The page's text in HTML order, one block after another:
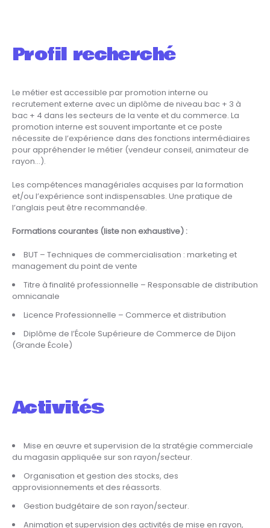
Profil recherché
Le métier est accessible par promotion interne ou
recrutement externe avec un diplôme de niveau bac + 3 à
bac + 4 dans les secteurs de la vente et du commerce. La
promotion interne est souvent importante et ce poste
nécessite de l’expérience dans des fonctions intermédiaires
pour appréhender le métier (vendeur conseil, animateur de
rayon…).
Les compétences managériales acquises par la formation
et/ou l’expérience sont indispensables. Une pratique de
l’anglais peut être recommandée.
Formations courantes (liste non exhaustive) :
BUT – Techniques de commercialisation : marketing et
management du point de vente
Titre à finalité professionnelle – Responsable de distribution
omnicanale
Licence Professionnelle – Commerce et distribution
Diplôme de l’École Supérieure de Commerce de Dijon
(Grande École)
Activités
Mise en œuvre et supervision de la stratégie commerciale
du magasin appliquée sur son rayon/secteur.
Organisation et gestion des stocks, des
approvisionnements et des réassorts.
Gestion budgétaire de son rayon/secteur.
Animation et supervision des activités de mise en rayon,